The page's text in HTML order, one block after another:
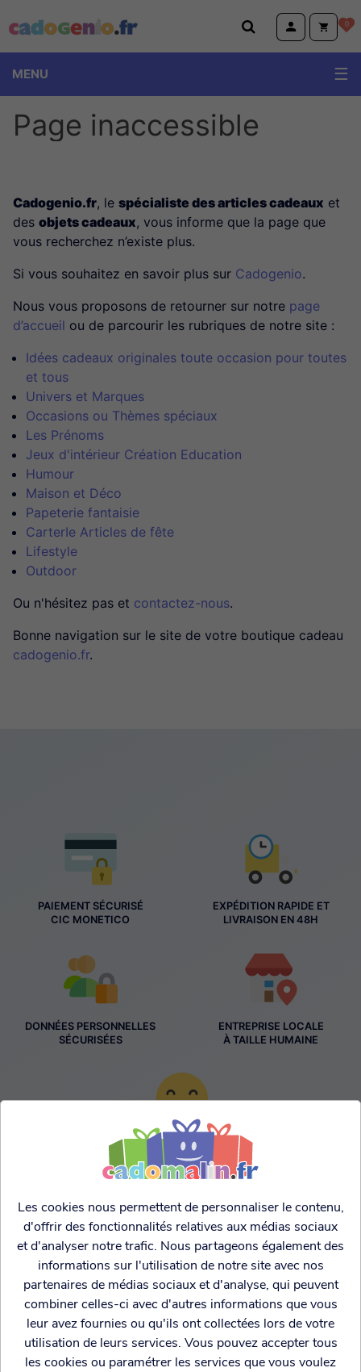
Cadogenio.fr 0
MENU
Page inaccessible
Cadogenio.fr, le spécialiste des articles cadeaux et
des objets cadeaux, vous informe que la page que
vous recherchez n’existe plus.
Si vous souhaitez en savoir plus sur Cadogenio.
Nous vous proposons de retourner sur notre page
d’accueil ou de parcourir les rubriques de notre site :
Idées cadeaux originales toute occasion pour toutes
et tous
Univers et Marques
Occasions ou Thèmes spéciaux
Les Prénoms
Jeux d'intérieur Création Education
Humour
Maison et Déco
Papeterie fantaisie
CarterIe Articles de fête
Lifestyle
Outdoor
Ou n'hésitez pas et contactez-nous.
Bonne navigation sur le site de votre boutique cadeau
cadogenio.fr.
PAIEMENT SÉCURISÉ
CIC MONETICO
EXPÉDITION RAPIDE ET
LIVRAISON EN 48H
DONNÉES PERSONNELLES
SÉCURISÉES
ENTREPRISE LOCALE
À TAILLE HUMAINE
TARIFS AGRESSIFS &
FRANCO LEGER
Les cookies nous permettent de personnaliser le contenu,
d'offrir des fonctionnalités relatives aux médias sociaux
et d'analyser notre trafic. Nous partageons également des
informations sur l'utilisation de notre site avec nos
partenaires de médias sociaux et d'analyse, qui peuvent
combiner celles-ci avec d'autres informations que vous
leur avez fournies ou qu'ils ont collectées lors de votre
utilisation de leurs services. Vous pouvez accepter tous
les cookies ou paramétrer les services que vous voulez